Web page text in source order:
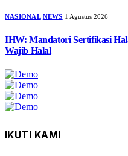
NASIONAL NEWS 1 Agustus 2026
IHW: Mandatori Sertifikasi
Wajib Halal
IKUTI KAMI